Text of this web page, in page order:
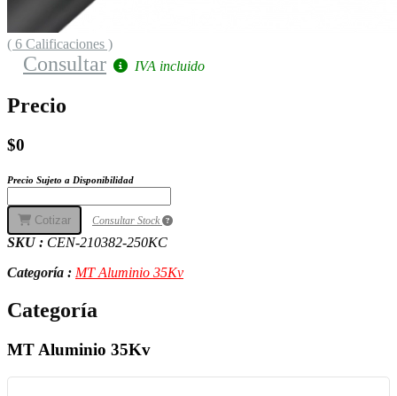
( 6 Calificaciones )
Consultar IVA incluido
Precio
$0
Precio Sujeto a Disponibilidad
Cotizar Consultar Stock
SKU : CEN-210382-250KC
Categoría : MT Aluminio 35Kv
Categoría
MT Aluminio 35Kv